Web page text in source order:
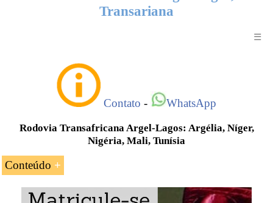
Transariana
☰
Contato - WhatsApp
Rodovia Transafricana Argel-Lagos: Argélia, Níger,
Nigéria, Mali, Tunísia
Conteúdo
Introdução ao Corredor Argel-Lagos (Rodovia